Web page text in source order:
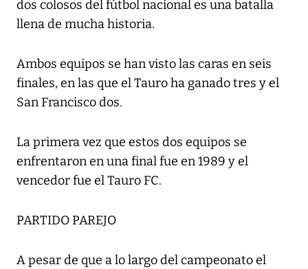
dos colosos del fútbol nacional es una batalla
llena de mucha historia.
Ambos equipos se han visto las caras en seis
finales, en las que el Tauro ha ganado tres y el
San Francisco dos.
La primera vez que estos dos equipos se
enfrentaron en una final fue en 1989 y el
vencedor fue el Tauro FC.
PARTIDO PAREJO
A pesar de que a lo largo del campeonato el